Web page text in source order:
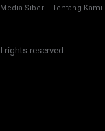
Siber
Tentang Kami
rights reserved.